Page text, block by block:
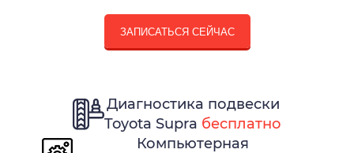
ЗАПИСАТЬСЯ СЕЙЧАС
Диагностика подвески
Toyota Supra бесплатно
Компьютерная